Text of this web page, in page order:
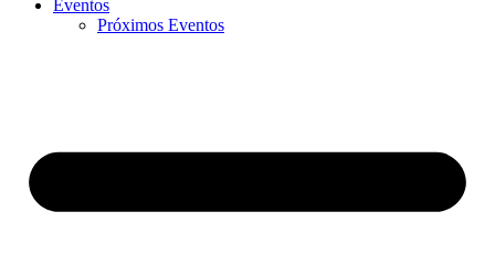
Eventos
Próximos Eventos